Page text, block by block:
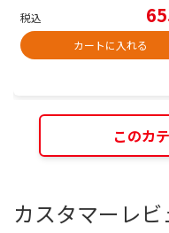
税込
カートに入れる
このカ
カスタマーレビ